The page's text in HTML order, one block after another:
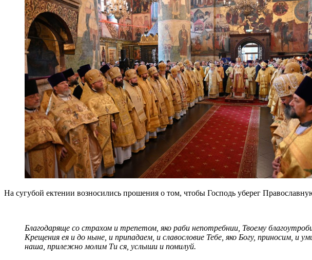
На сугубой ектении возносились прошения о том, чтобы Господь уберег
Благодаряще со страхом и трепетом, яко раби непотребнии, Твоему
Крещения ея и до ныне, и припадаем, и славословие Тебе, яко Богу, приносим, и
наша, прилежно молим Ти ся, услыши и помилуй.